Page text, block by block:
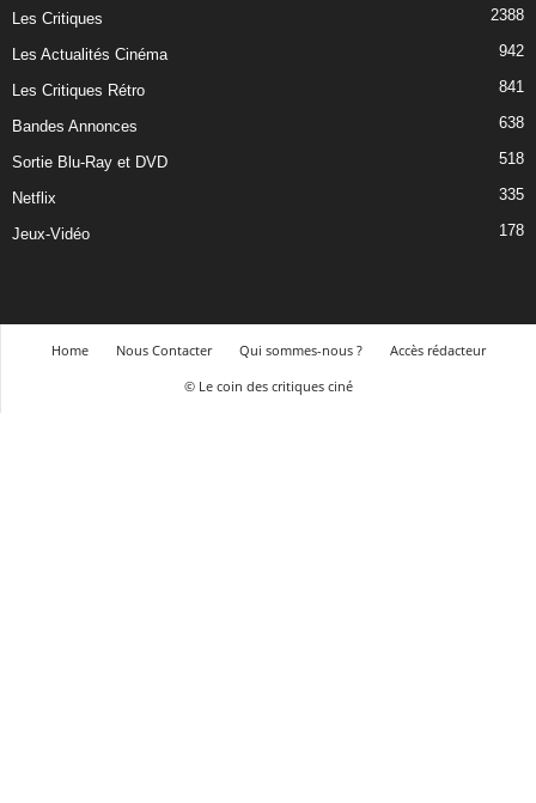
Les Critiques 2388
Les Actualités Cinéma 942
Les Critiques Rétro 841
Bandes Annonces 638
Sortie Blu-Ray et DVD 518
Netflix 335
Jeux-Vidéo 178
Home Nous Contacter Qui sommes-nous ?
Accès rédacteur
© Le coin des critiques ciné